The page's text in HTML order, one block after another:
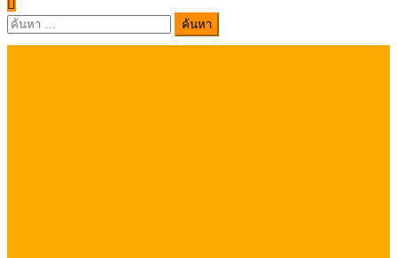
ค้นหา
สำหรับ: